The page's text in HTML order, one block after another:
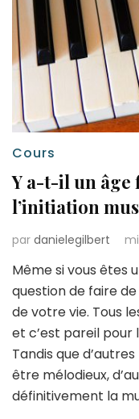
Cours
Y a-t-il un âge
l’initiation
par danielegilbert
Même si vous êtes
question de faire
de votre vie. Tous
et c’est pareil pour
Tandis que
être mélodieux,
définitivement la